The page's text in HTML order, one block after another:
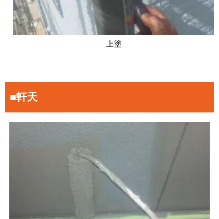
上塗
■軒天